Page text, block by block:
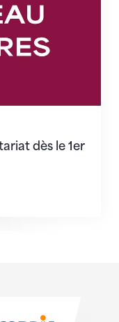
dès le 1er